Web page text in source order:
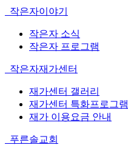
작은자이야기
작은자 소식
작은자 프로그램
작은자재가센터
재가센터 갤러리
재가센터 특화프로그램
재가 이용요금 안내
푸른솔교회